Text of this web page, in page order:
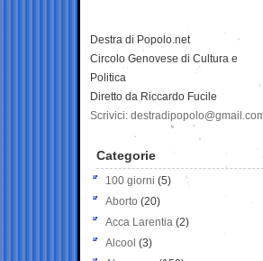
Destra di Popolo.net
Circolo Genovese di Cultura e
Politica
Diretto da Riccardo Fucile
Scrivici:
Categorie
100 giorni (5)
Aborto (20)
Acca Larentia (2)
Alcool (3)